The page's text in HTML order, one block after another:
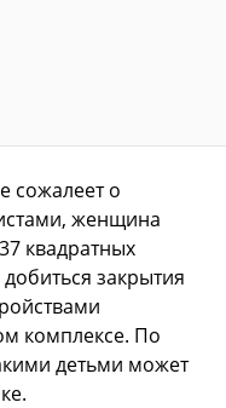
сожалеет о
женщина
квадратных
закрытия
комплексе. По
детьми может